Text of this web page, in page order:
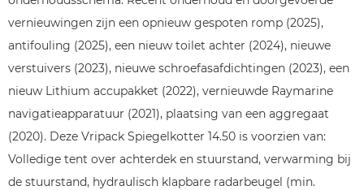
vernieuwingen zijn een opnieuw gespoten romp (2025),
antifouling (2025), een nieuw toilet achter (2024), nieuwe
verstuivers (2023), nieuwe schroefasafdichtingen (2023), een
nieuw Lithium accupakket (2022), vernieuwde Raymarine
navigatieapparatuur (2021), plaatsing van een aggregaat
(2020). Deze Vripack Spiegelkotter 14.50 is voorzien van:
Volledige tent over achterdek en stuurstand, verwarming bij
de stuurstand, hydraulisch klapbare radarbeugel (min.